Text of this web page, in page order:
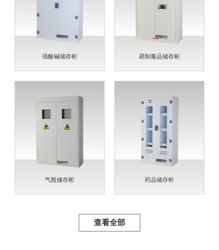
强酸碱储存柜 易制毒品储存柜
气瓶储存柜 药品储存柜
查看全部